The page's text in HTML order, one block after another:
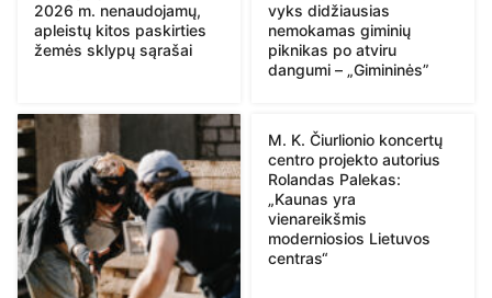
2026 m. nenaudojamų,
apleistų kitos paskirties
žemės sklypų sąrašai
vyks didžiausias
nemokamas giminių
piknikas po atviru
dangumi – „Gimininės”
M. K. Čiurlionio koncertų
centro projekto autorius
Rolandas Palekas:
„Kaunas yra
vienareikšmis
moderniosios Lietuvos
centras“